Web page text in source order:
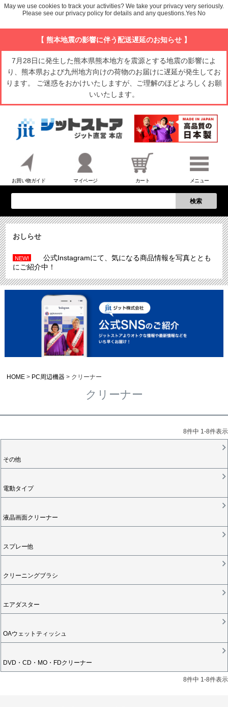
【 熊本地震の影響に伴う配送遅延のお知らせ 】
7月28日に発生した熊本県熊本地方を震源とする地震の影響によ
り、熊本県および九州地方向けの荷物のお届けに遅延が発生してお
ります。 ご迷惑をおかけいたしますが、ご理解のほどよろしくお願
いいたします。
お買い物ガイド マイページ カート メニュー
検索
おしらせ
NEW!
公式Instagramにて、気になる商品情報を写真ととも
にご紹介中！
HOME PC周辺機器 クリーナー
クリーナー
8件中 1-8件表示
その他
電動タイプ
液晶画面クリーナー
スプレー他
クリーニングブラシ
エアダスター
OAウェットティッシュ
DVD・CD・MO・FDクリーナー
8件中 1-8件表示
May we use cookies to track your activities? We take your privacy very seriously.
Please see our privacy policy for details and any questions.Yes No